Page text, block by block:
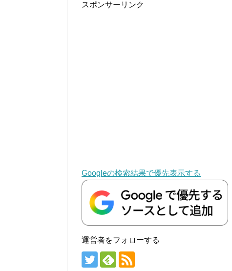
スポンサーリンク
Googleの検索結果で優先表示する
運営者をフォローする